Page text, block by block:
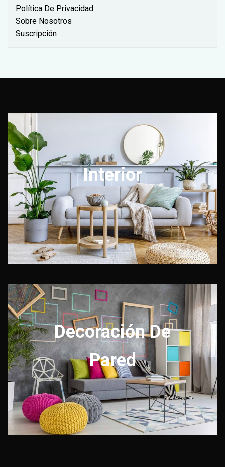
Política De Privacidad
Sobre Nosotros
Suscripción
Interior
Decoración De
Pared